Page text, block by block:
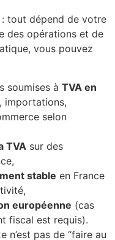
: tout dépend de votre
des opérations et de
vous pouvez
soumises à TVA en
importations,
selon
TVA sur des
stable en France
européenne (cas
fiscal est requis).
n’est pas de “faire au